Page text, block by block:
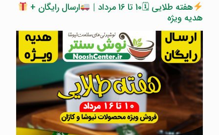
هفته طلایی 🗓10 تا 16 مرداد | ارسال رایگان +
هدیه ویژه